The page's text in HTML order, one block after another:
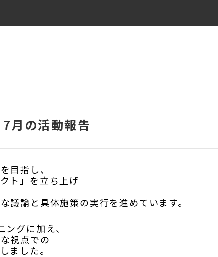
7月の活動報告
目指し、
ト」を立ち上げ
議論と具体施策の実行を進めています。
グに加え、
視点での
ました。